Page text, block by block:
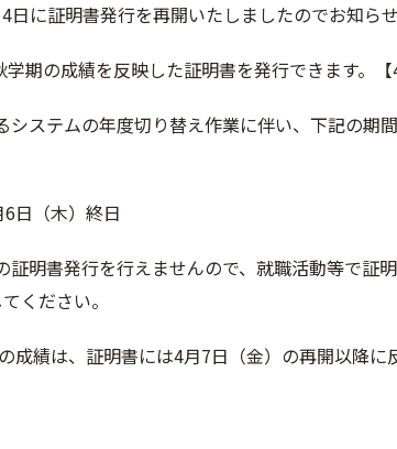
日に証明書発行を再開いたしましたのでお知らせ
期の成績を反映した証明書を発行できます。【
システムの年度切り替え作業に伴い、下記の期
日（木）終日
証明書発行を行えませんので、就職活動等で証
ください。
績は、証明書には4月7日（金）の再開以降に